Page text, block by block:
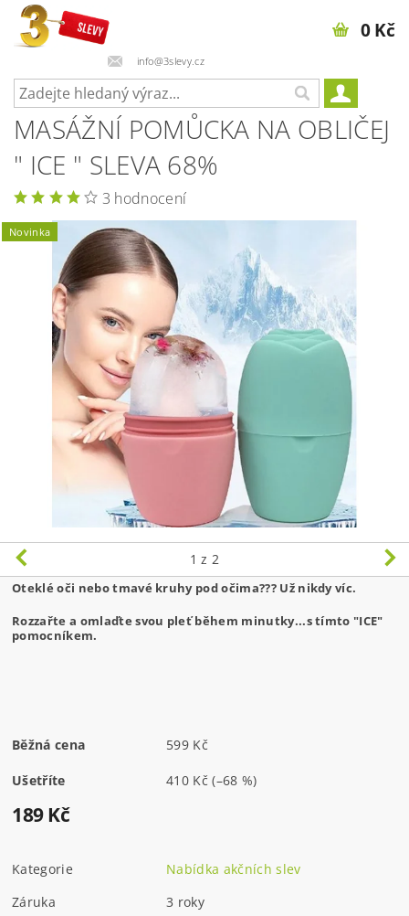
info@3slevy.cz
0 Kč
MASÁŽNÍ POMŮCKA NA OBLIČEJ
" ICE " SLEVA 68%
3 hodnocení
Novinka
1 z 2
Oteklé oči nebo tmavé kruhy pod očima??? Už nikdy víc.
Rozzařte a omlaďte svou pleť během minutky...s tímto "ICE"
pomocníkem.
Běžná cena 599 Kč
Ušetříte 410 Kč(–68 %)
189 Kč
Kategorie
Nabídka akčních slev
Záruka
3 roky